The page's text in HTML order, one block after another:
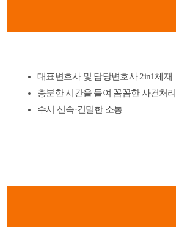
대표변호사 및 담당변호사 2in1체재
충분한 시간을 들여 꼼꼼한 사건처리
수시 신속·긴밀한 소통